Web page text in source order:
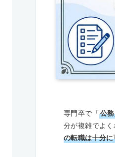
専門卒で「公
分が複雑でよ
の転職は十分